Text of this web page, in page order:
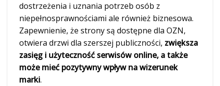
dostrzeżenia i uznania potrzeb osób z
niepełnosprawnościami ale również biznesowa.
Zapewnienie, że strony są dostępne dla OZN,
otwiera drzwi dla szerszej publiczności, zwiększa
zasięg i użyteczność serwisów online, a także
może mieć pozytywny wpływ na wizerunek
marki.